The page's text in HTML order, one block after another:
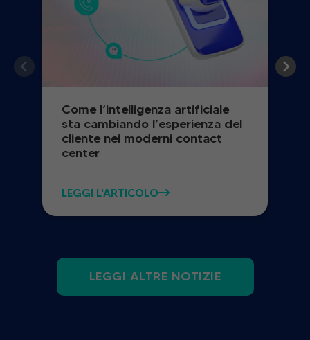
Come l’intelligenza artificiale
sta cambiando l’esperienza del
cliente nei moderni contact
center
LEGGI L'ARTICOLO
LEGGI ALTRE NOTIZIE